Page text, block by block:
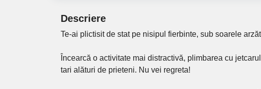
Descriere
Te-ai plictisit de stat pe nisipul fierbinte, sub soarele
Încearcă o activitate mai distractivă, plimbarea cu
tari alături de prieteni. Nu vei regreta!